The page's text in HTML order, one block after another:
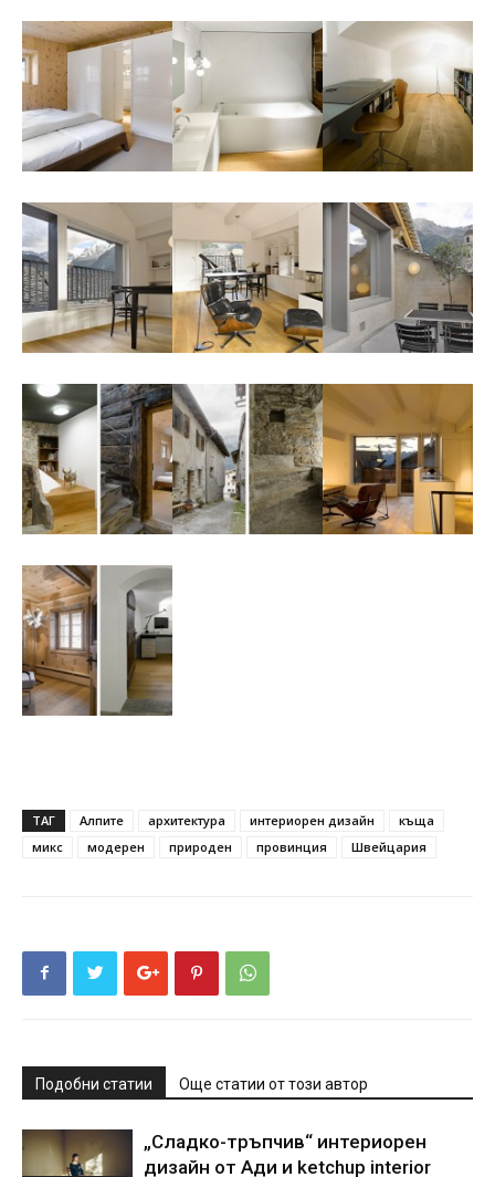
ТАГ Алпите архитектура интериорен дизайн
къща
микс
модерен природен провинция Швейцария
Подобни статии Още статии от този автор
„Сладко-тръпчив“ интериорен
дизайн от Ади и ketchup interior